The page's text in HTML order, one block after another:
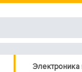
Электроника